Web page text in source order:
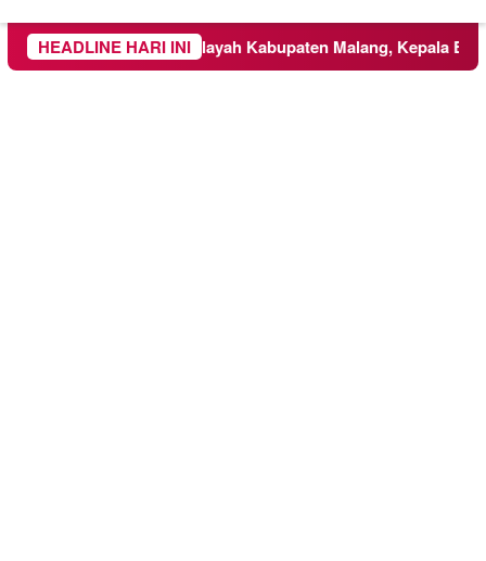
HEADLINE HARI INI
Meluas ke Wilayah Kabupaten Malang, Kepala BNPB